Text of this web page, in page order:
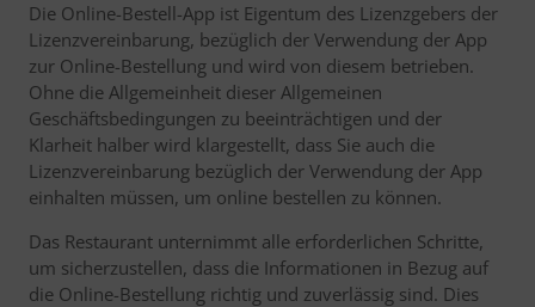
Die Online-Bestell-App ist Eigentum des Lizenzgebers der
Lizenzvereinbarung, bezüglich der Verwendung der App
zur Online-Bestellung und wird von diesem betrieben.
Ohne die Allgemeinheit dieser Allgemeinen
Geschäftsbedingungen zu beeinträchtigen und der
Klarheit halber wird klargestellt, dass Sie auch die
Lizenzvereinbarung bezüglich der Verwendung der App
einhalten müssen, um online bestellen zu können.
Das Restaurant unternimmt alle erforderlichen Schritte,
um sicherzustellen, dass die Informationen in Bezug auf
die Online-Bestellung richtig und zuverlässig sind. Dies